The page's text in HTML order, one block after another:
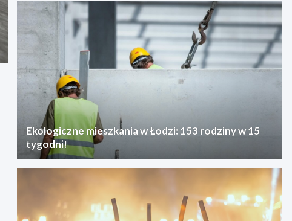
Ekologiczne mieszkania w Łodzi: 153 rodziny w 15
tygodni!